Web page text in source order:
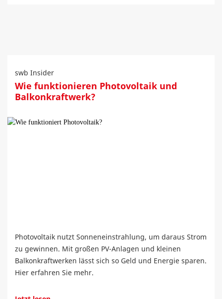
swb Insider
Wie funktionieren Photovoltaik und
Balkonkraftwerk?
Photovoltaik nutzt Sonneneinstrahlung, um daraus Strom
zu gewinnen. Mit großen PV-Anlagen und kleinen
Balkonkraftwerken lässt sich so Geld und Energie sparen.
Hier erfahren Sie mehr.